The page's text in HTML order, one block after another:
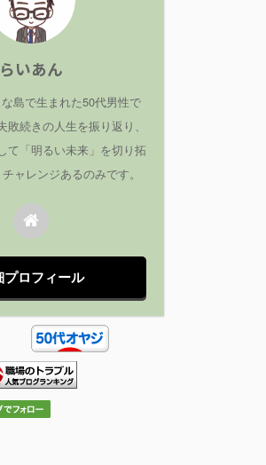
らいあん
島で生まれた50代男性で
続きの人生を振り返り、
て「明るい未来」を切り拓
ャレンジあるのみです。
プロフィール